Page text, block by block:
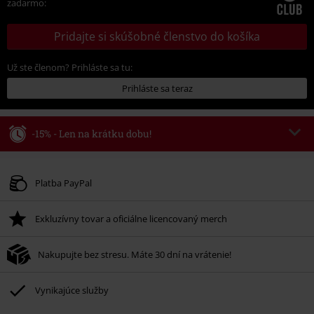
zadarmo:
Pridajte si skúšobné členstvo do košíka
Už ste členom? Prihláste sa tu:
Prihláste sa teraz
-15% - Len na krátku dobu!
Platné do 8/9/26
Po zadaní kódu v košíku, sa zľava uplatní automaticky.
Nemožno kombinovať s inými akciovými kódmi. Zľava sa nevzťahuje na:
knihy, médiá, vstupenky, Rammstein, (Till) Lindemann, Böhse Onkelz,
ktorých kúpou podporíte nadáciu.
Platba PayPal
Exkluzívny tovar a oficiálne licencovaný merch
Nakupujte bez stresu. Máte 30 dní na vrátenie!
Vynikajúce služby